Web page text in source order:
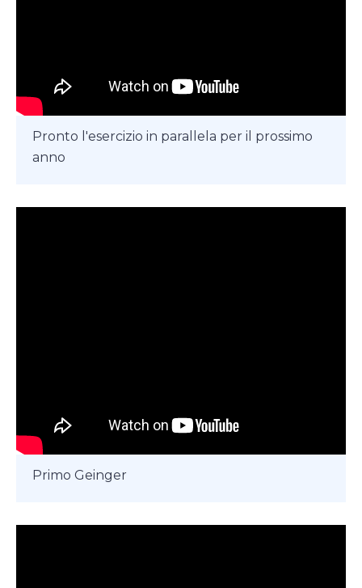
Pronto l'esercizio in parallela per il prossimo
anno
Primo Geinger